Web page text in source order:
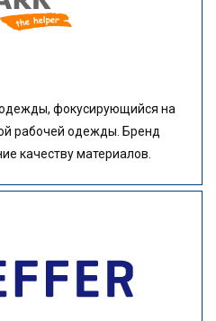
фокусирующийся на
рабочей одежды. Бренд
качеству материалов.